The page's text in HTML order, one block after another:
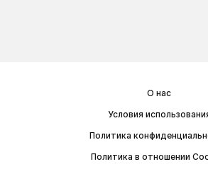
О нас
Условия
Политика
Политика в отношении